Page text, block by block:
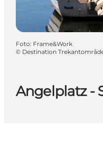
Angelplatz -
Foto: Frame&Work
© Destination